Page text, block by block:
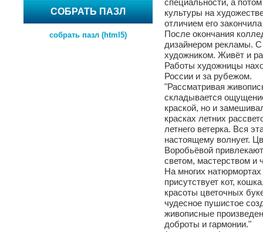
СОБРАТЬ ПАЗЛ
собрать пазл (html5)
культуры на
отличием его
После окончания
дизайнером рекламы.
художником. Живёт и
Работы художницы
России и за рубежом.
"Рассматривая
складывается
краской, но и
красках летних
летнего ветерка. Вся
настоящему волнует.
Воробьёвой
светом, мастерством и
На многих
присутствует кот,
красоты цветочных
чудесное пушистое
живописные
доброты и гармонии."